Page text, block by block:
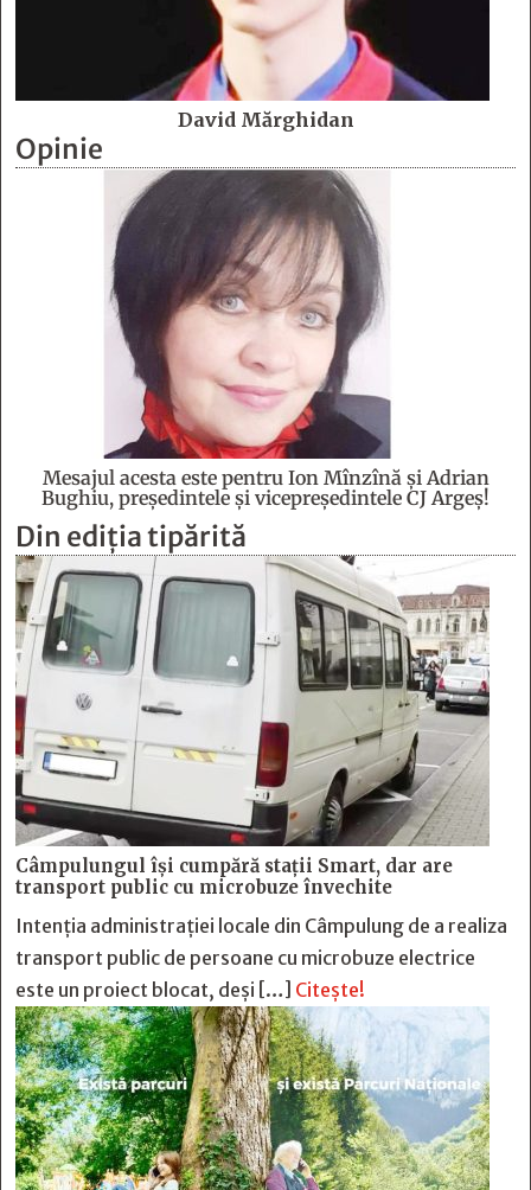
David Mărghidan
Opinie
Mesajul acesta este pentru Ion Mînzînă şi Adrian
Bughiu, preşedintele şi vicepreşedintele CJ Argeş!
Din ediția tipărită
Câmpulungul îşi cumpără staţii Smart, dar are
transport public cu microbuze învechite
Intenția administrației locale din Câmpulung de a realiza
transport public de persoane cu microbuze electrice
este un proiect blocat, deși […] Citește!